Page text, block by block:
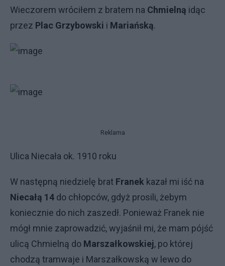
Wieczorem wróciłem z bratem na Chmielną idąc
przez Plac Grzybowski i Mariańską.
Reklama
Ulica Niecała ok. 1910 roku
W następną niedzielę brat Franek kazał mi iść na
Niecałą 14 do chłopców, gdyż prosili, żebym
koniecznie do nich zaszedł. Ponieważ Franek nie
mógł mnie zaprowadzić, wyjaśnił mi, że mam pójść
ulicą Chmielną do Marszałkowskiej, po której
chodzą tramwaje i Marszałkowską w lewo do